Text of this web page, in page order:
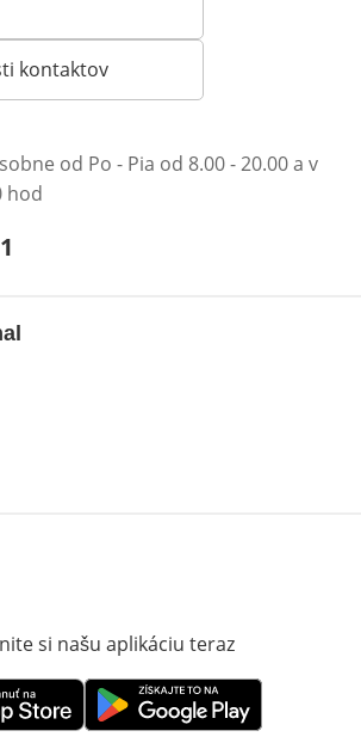
klienta
kontaktov
od Po - Pia od 8.00 - 20.00 a v
hod
si našu aplikáciu teraz
vnovom okneOtvorí sa vnovom okne